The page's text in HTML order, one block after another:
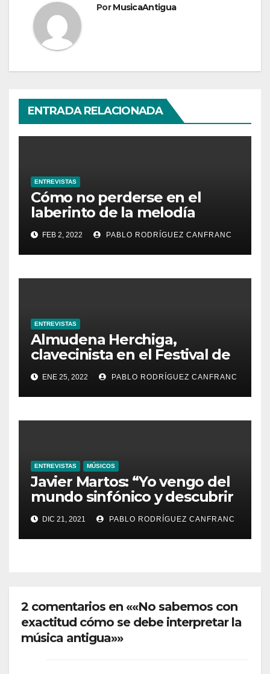
PorMusicaAntigua
ENTRADA RELACIONADA
ENTREVISTAS
Cómo no perderse en el
laberinto de la melodía
medieval: entrevista a Silke
Schulze y Peppe Frana
FEB 2, 2022 PABLO RODRÍGUEZ CANFRANC
ENTREVISTAS
Almudena Herchiga,
clavecinista en el Festival de
Música Antigua de Lorqui de
2022, lugar de referencia en
la Región de Murcia.
ENE 25, 2022 PABLO RODRÍGUEZ CANFRANC
ENTREVISTAS MÚSICOS
Javier Martos: “Yo vengo del
mundo sinfónico y descubrir
éste nuevo, pero antiguo
mundo maravilloso, me abrió
los ojos aportándome
DIC 21, 2021 PABLO RODRÍGUEZ CANFRANC
2 comentarios en ««No sabemos con
exactitud cómo se debe interpretar la
música antigua»»